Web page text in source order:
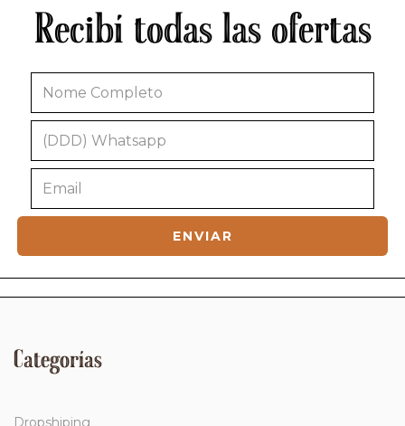
Recibí todas las ofertas
Categorías
Dropshiping